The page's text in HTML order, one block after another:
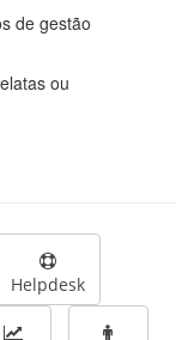
de gestão
ou
Helpdesk